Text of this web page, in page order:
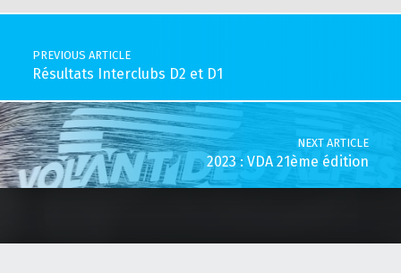
Post navigation
PREVIOUS ARTICLE
Résultats Interclubs D2 et D1
NEXT ARTICLE
2023 : VDA 21ème édition